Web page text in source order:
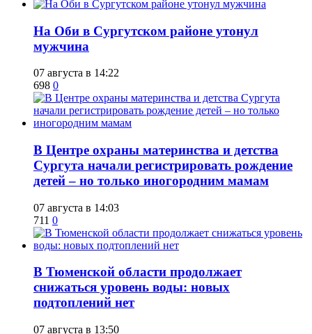
​На Оби в Сургутском районе утонул
мужчина
07 августа в 14:22
698 0
​В Центре охраны материнства и детства
Сургута начали регистрировать рождение
детей – но только иногородним мамам
07 августа в 14:03
711 0
​В Тюменской области продолжает
снижаться уровень воды: новых
подтоплений нет
07 августа в 13:50